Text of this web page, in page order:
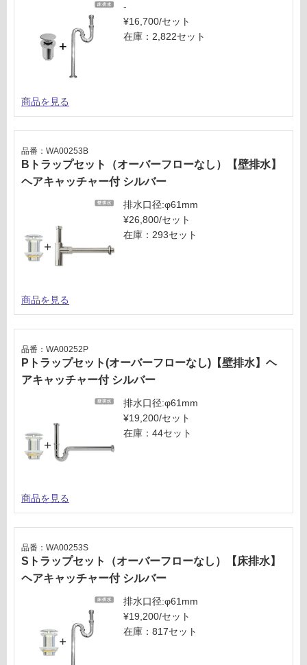
-
¥16,700/セット
在庫：2,822セット
商品を見る
Bトラップセット（オーバーフローなし）【壁排水】
ヘアキャッチャー付 シルバー
品番：WA00253B
排水口径:φ61mm
¥26,800/セット
在庫：293セット
商品を見る
Pトラップセット(オーバーフローなし)【壁排水】ヘ
アキャッチャー付 シルバー
品番：WA00252P
排水口径:φ61mm
¥19,200/セット
在庫：44セット
商品を見る
Sトラップセット（オーバーフローなし）【床排水】
ヘアキャッチャー付 シルバー
品番：WA00253S
排水口径:φ61mm
¥19,200/セット
在庫：817セット